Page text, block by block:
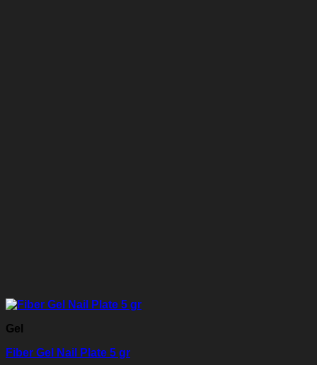
Gel
Fiber Gel Nail Plate 5 gr